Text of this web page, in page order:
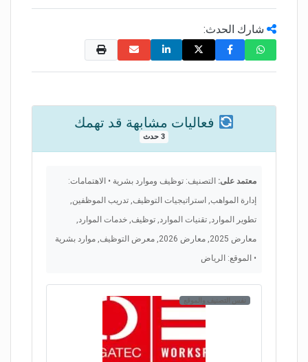
شارك الحدث:
فعاليات مشابهة قد تهمك
3 حدث
معتمد على: التصنيف: توظيف وموارد بشرية • الاهتمامات:
إدارة المواهب, استراتيجيات التوظيف, تدريب الموظفين,
تطوير الموارد, تقنيات الموارد, توظيف, خدمات الموارد,
معارض 2025, معارض 2026, معرض التوظيف, موارد بشرية
• الموقع: الرياض
نفس التصنيف والموقع